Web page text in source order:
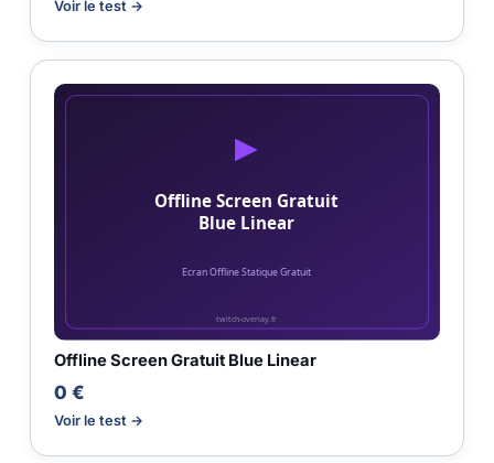
Voir le test →
Offline Screen Gratuit Blue Linear
0 €
Voir le test →